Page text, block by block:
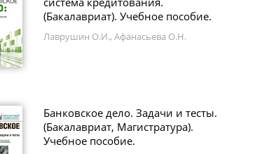
(Бакалавриат). Учебное пособие.
Лаврушин О.И., Афанасьева О.Н.
Банковское дело. Задачи и тесты.
(Бакалавриат, Магистратура).
Учебное пособие.